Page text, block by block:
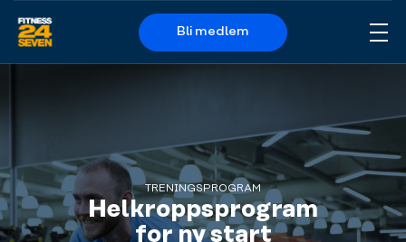
Logo
Bli medlem
TRENINGSPROGRAM
Helkroppsprogram
for ny start